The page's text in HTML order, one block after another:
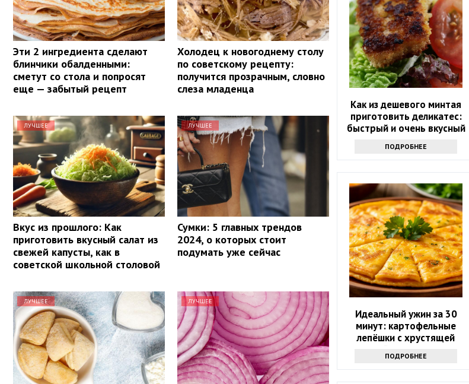
Эти 2 ингредиента сделают
блинчики обалденными:
сметут со стола и попросят
еще — забытый рецепт
Холодец к новогоднему столу
по советскому рецепту:
получится прозрачным, словно
слеза младенца
ЛУЧШЕЕ
Вкус из прошлого: Как
приготовить вкусный салат из
свежей капусты, как в
советской школьной столовой
ЛУЧШЕЕ
Сумки: 5 главных трендов
2024, о которых стоит
подумать уже сейчас
ЛУЧШЕЕ ЛУЧШЕЕ
Как из дешевого минтая
приготовить деликатес:
быстрый и очень вкусный
ПОДРОБНЕЕ
Идеальный ужин за 30
минут: картофельные
лепёшки с хрустящей
корочкой и тягучим сыром
ПОДРОБНЕЕ